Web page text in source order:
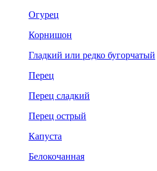
Огурец
Корнишон
Гладкий или редко бугорчатый
Перец
Перец сладкий
Перец острый
Капуста
Белокочанная